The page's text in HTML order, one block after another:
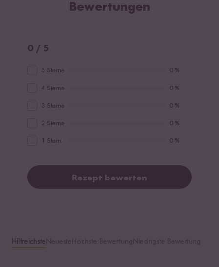
Bewertungen
0 / 5
5 Sterne 0 %
4 Sterne 0 %
3 Sterne 0 %
2 Sterne 0 %
1 Stern 0 %
Rezept bewerten
Hilfreichste